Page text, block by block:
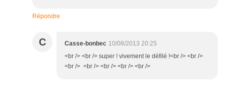
Répondre
C Casse-bonbec 10/08/2013 20:25
<br /> <br /> super ! vivement le défilé !<br /> <br />
<br /> <br /> <br /> <br /> <br />